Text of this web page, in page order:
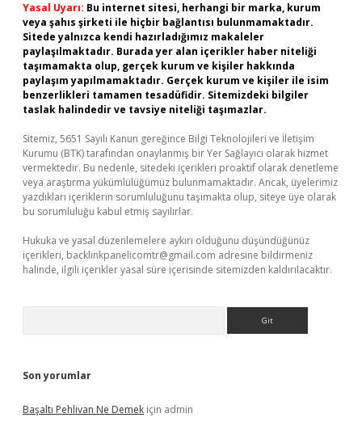
Yasal Uyarı: Bu internet sitesi, herhangi bir marka, kurum
veya şahıs şirketi ile hiçbir bağlantısı bulunmamaktadır.
Sitede yalnızca kendi hazırladığımız makaleler
paylaşılmaktadır. Burada yer alan içerikler haber niteliği
taşımamakta olup, gerçek kurum ve kişiler hakkında
paylaşım yapılmamaktadır. Gerçek kurum ve kişiler ile isim
benzerlikleri tamamen tesadüfidir. Sitemizdeki bilgiler
taslak halindedir ve tavsiye niteliği taşımazlar.
Sitemiz, 5651 Sayılı Kanun gereğince Bilgi Teknolojileri ve İletişim
Kurumu (BTK) tarafından onaylanmış bir Yer Sağlayıcı olarak hizmet
vermektedir. Bu nedenle, sitedeki içerikleri proaktif olarak denetleme
veya araştırma yükümlülüğümüz bulunmamaktadır. Ancak, üyelerimiz
yazdıkları içeriklerin sorumluluğunu taşımakta olup, siteye üye olarak
bu sorumluluğu kabul etmiş sayılırlar.
Hukuka ve yasal düzenlemelere aykırı olduğunu düşündüğünüz
içerikleri, backlinkpanelicomtr@gmail.com adresine bildirmeniz
halinde, ilgili içerikler yasal süre içerisinde sitemizden kaldırılacaktır.
Son yorumlar
Başaltı Pehlivan Ne Demek için admin